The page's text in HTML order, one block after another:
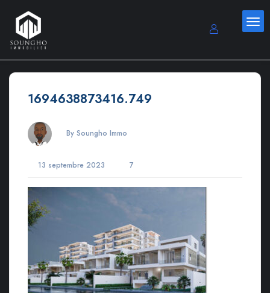
1694638873416.749
By Soungho Immo
13 septembre 2023 7